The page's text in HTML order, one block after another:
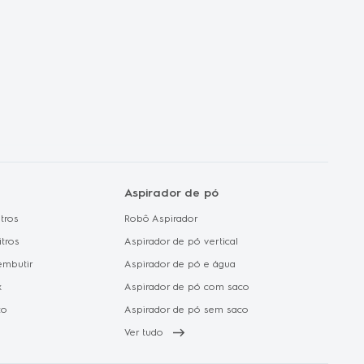
Aspirador de pó
Robô Aspirador
Aspirador de pó vertical
Aspirador de pó e água
Aspirador de pó com saco
Aspirador de pó sem saco
Ver tudo